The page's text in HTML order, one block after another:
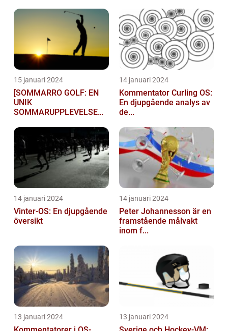
15 januari 2024
[SOMMARRO GOLF: EN
UNIK
SOMMARUPPLEVELSE
14 januari 2024
Kommentator Curling OS:
En djupgående analys av
de...
14 januari 2024
Vinter-OS: En djupgående
översikt
14 januari 2024
Peter Johannesson är en
framstående målvakt
inom f...
13 januari 2024 13 januari 2024